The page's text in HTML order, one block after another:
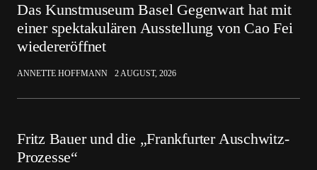
Das Kunstmuseum Basel Gegenwart hat mit
einer spektakulären Ausstellung von Cao Fei
wiedereröffnet
ANNETTE HOFFMANN 2 AUGUST, 2026
Fritz Bauer und die „Frankfurter Auschwitz-
Prozesse“